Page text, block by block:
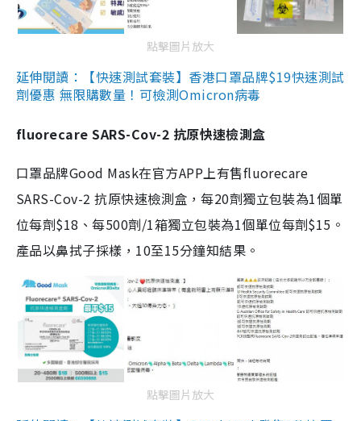
點擊圖片放大
延伸閱讀：【快速測試套裝】香港口罩品牌$19快速測試
劑優惠 無限購數量！可檢測Omicron病毒
fluorecare SARS-Cov-2 抗原快速檢測盒
口罩品牌Good Mask在官方APP上有售fluorecare
SARS-Cov-2 抗原快速檢測盒，每20劑獨立包裝為1個單
位每劑$18、每500劑/1箱獨立包裝為1個單位每劑$15。
產品以鼻拭子採樣，10至15分鐘知結果。
點擊圖片放大